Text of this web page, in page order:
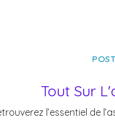
Tout Sur
l’essentiel de